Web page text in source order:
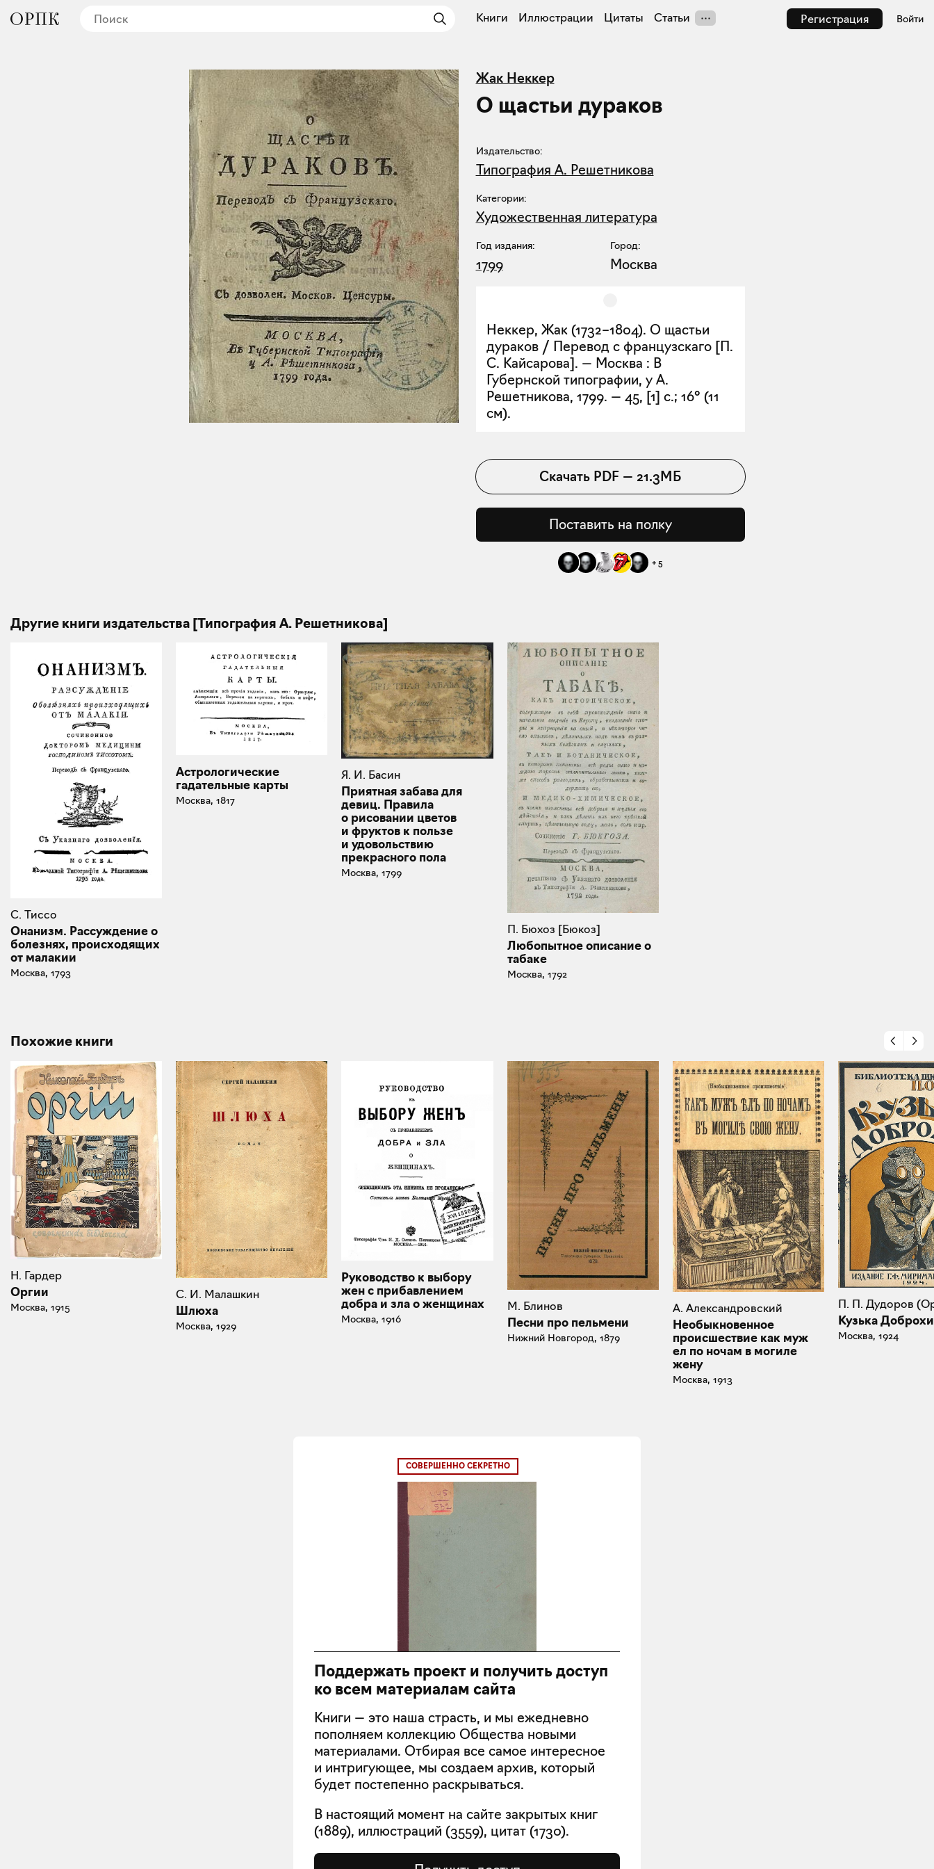
Регистрация Войти
Книги Иллюстрации Цитаты Статьи
Жак Неккер
О щастьи дураков
Издательство:
Типография А. Решетникова
Категории:
Художественная литература
Год издания:
1799
Город:
Москва
Неккер, Жак (1732–1804). О щастьи
дураков / Перевод с французскаго [П.
С. Кайсарова]. — Москва : В
Губернской типографии, у А.
Решетникова, 1799. — 45, [1] с.; 16° (11
см).
Скачать PDF — 21.3МБ
Поставить на полку
+ 5
Другие книги издательства [Типография А. Решетникова]
С. Тиссо
Онанизм. Рассуждение о
болезнях, происходящих
от малакии
Москва, 1793
Астрологические
гадательные карты
Москва, 1817
Я. И. Басин
Приятная забава для
девиц. Правила
о рисовании цветов
и фруктов к пользе
и удовольствию
прекрасного пола
Москва, 1799
П. Бюхоз [Бюкоз]
Любопытное описание о
табаке
Москва, 1792
Похожие книги
Н. Гардер
Оргии
Москва, 1915
С. И. Малашкин
Шлюха
Москва, 1929
Руководство к выбору
жен с прибавлением
добра и зла о женщинах
Москва, 1916
М. Блинов
Песни про пельмени
Нижний Новгород, 1879
А. Александровский
Необыкновенное
происшествие как муж
ел по ночам в могиле
жену
Москва, 1913
П. П. Дудоров
Кузька
Москва, 1924
СОВЕРШЕННО СЕКРЕТНО
Поддержать проект и получить доступ
ко всем материалам сайта
Книги — это наша страсть, и мы ежедневно
пополняем коллекцию Общества новыми
материалами. Отбирая все самое интересное
и интригующее, мы создаем архив, который
будет постепенно раскрываться.
В настоящий момент на сайте закрытых книг
(1889), иллюстраций (3559), цитат (1730).